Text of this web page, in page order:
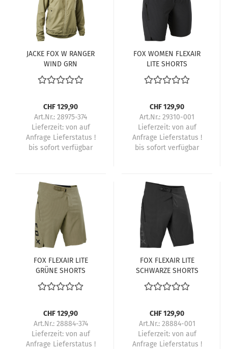
JACKE FOX W RANGER
WIND GRN
CHF 129,90
Art.Nr.: 28975-374
Lieferzeit: von auf
Anfrage Lieferstatus !
bis sofort verfügbar
FOX WOMEN FLEXAIR
LITE SHORTS
CHF 129,90
Art.Nr.: 29310-001
Lieferzeit: von auf
Anfrage Lieferstatus !
bis sofort verfügbar
FOX FLEXAIR LITE
GRÜNE SHORTS
CHF 129,90
Art.Nr.: 28884-374
Lieferzeit: von auf
Anfrage Lieferstatus !
FOX FLEXAIR LITE
SCHWARZE SHORTS
CHF 129,90
Art.Nr.: 28884-001
Lieferzeit: von auf
Anfrage Lieferstatus !